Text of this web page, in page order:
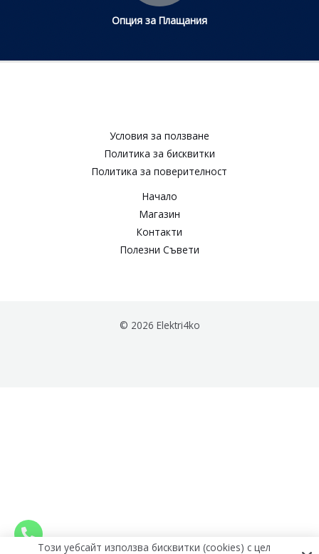
Опция за Плащания
Условия за ползване​
Политика за бисквитки​
Политика за поверителност​
Начало
Магазин
Контакти
Полезни Съвети
© 2026 Elektri4ko
Този уебсайт използва бисквитки (cookies) с цел